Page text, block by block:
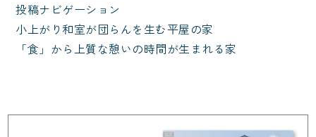
投稿ナビゲーション
小上がり和室が団らんを生む平屋の家
「食」から上質な憩いの時間が生まれる家